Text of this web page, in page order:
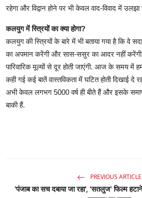
रहेगा और विद्वान होने पर भी केवल वाद-विवाद में उलझा
कलयुग में स्त्रियों का क्या होगा?
कलयुग की स्त्रियों के बारे में भी बताया गया है कि वे
का अपमान करेंगी और सास-ससुर का आदर नहीं
पारिवारिक मूल्यों से दूर होती जाएंगी. आज के समय में
कही गई कई बातें वास्तविकता में घटित होती दिखाई दे
अभी केवल लगभग 5000 वर्ष ही बीते हैं और इसके
बाकी हैं.
PREVIOUS ARTICLE
'पंजाब का सच दबाया जा रहा', 'सतलुज' फिल्म